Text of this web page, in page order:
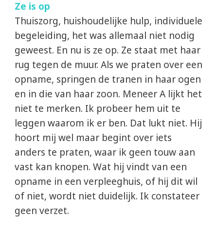
Ze is op
Thuiszorg, huishoudelijke hulp, individuele
begeleiding, het was allemaal niet nodig
geweest. En nu is ze op. Ze staat met haar
rug tegen de muur. Als we praten over een
opname, springen de tranen in haar ogen
en in die van haar zoon. Meneer A lijkt het
niet te merken. Ik probeer hem uit te
leggen waarom ik er ben. Dat lukt niet. Hij
hoort mij wel maar begint over iets
anders te praten, waar ik geen touw aan
vast kan knopen. Wat hij vindt van een
opname in een verpleeghuis, of hij dit wil
of niet, wordt niet duidelijk. Ik constateer
geen verzet.